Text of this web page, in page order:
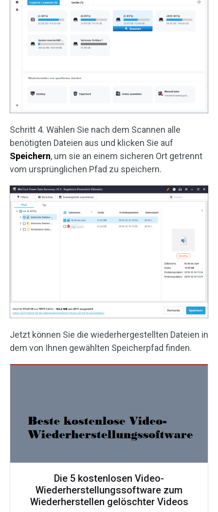
Schritt 4. Wählen Sie nach dem Scannen alle
benötigten Dateien aus und klicken Sie auf
Speichern, um sie an einem sicheren Ort getrennt
vom ursprünglichen Pfad zu speichern.
Jetzt können Sie die wiederhergestellten Dateien in
dem von Ihnen gewählten Speicherpfad finden.
Die 5 kostenlosen Video-
Wiederherstellungssoftware zum
Wiederherstellen gelöschter Videos